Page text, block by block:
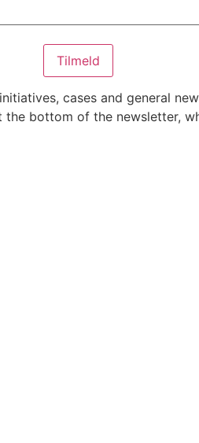
cases and general
the bottom of the newsletter,